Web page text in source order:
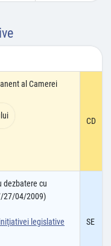
al Camerei
CD
dezbatere cu
27/04/2009)
legislative
SE